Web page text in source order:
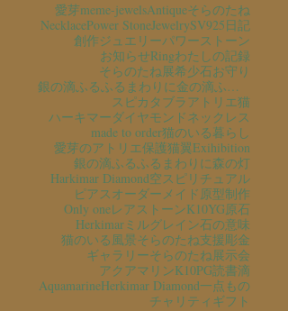
愛芽meme-jewelsAntiqueそらのたね
NecklacePower StoneJewelrySV925日記
創作ジュエリーパワーストーン
お知らせRingわたしの記録
そらのたね展希少石お守り
銀の滴ふるふるまわりに金の滴ふるふるまわりに
スピカタブラ アトリエ猫
ハーキマーダイヤモンドネックレス
made to order猫のいる暮らし
愛芽のアトリエ保護猫翼Exihibition
銀の滴ふるふるまわりに森の灯
Harkimar Diamond空スピリチュアル
ピアスオーダーメイド原型制作
Only oneレアストーンK10YG原石
Herkimarミルグレイン石の意味
猫のいる風景そらのたね支援彫金
ギャラリーそらのたね展示会
アクアマリンK10PG読書滴
AquamarineHerkimar Diamond一点もの
チャリティ ギフト